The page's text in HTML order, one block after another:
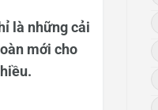
là những cải
mới cho